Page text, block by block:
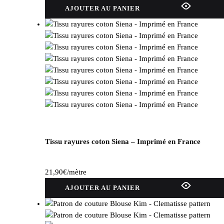
AJOUTER AU PANIER
Tissu rayures coton Siena – Imprimé en France
21,90€/mètre
AJOUTER AU PANIER